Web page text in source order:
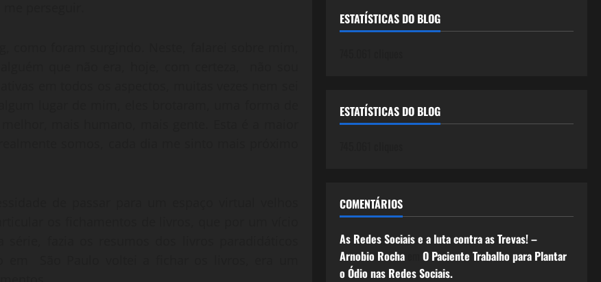
ESTATÍSTICAS DO BLOG
ESTATÍSTICAS DO BLOG
COMENTÁRIOS
As Redes Sociais e a luta contra as Trevas! –
Arnobio Rochaem O Paciente Trabalho para Plantar
o Ódio nas Redes Sociais.